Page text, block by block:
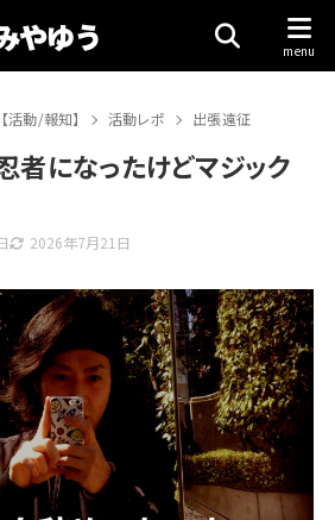
【活動/報知】 活動レポ 出張遠征
者になったけどマジック
2026年7月21日